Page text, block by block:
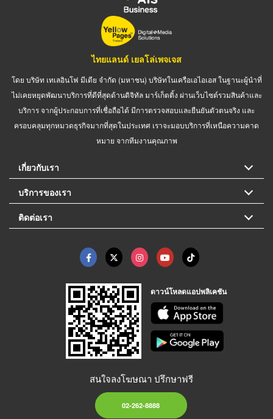
ไทยแลนด์ เยลโล่เพจเจส
โดย บริษัท เทเลอินโฟ มีเดีย จำกัด (มหาชน) บริษัทในเครือเอไอเอส ในฐานะผู้นำที่
ไม่เคยหยุดพัฒนาบริการที่ดีที่สุดด้านดิจิทัล มาร์เก็ตติ้ง ผ่านเว็บไซต์รวมสินค้าและ
บริการ จากผู้ประกอบการที่เชื่อถือได้ มีการตรวจสอบและยืนยันตัวตนจริง และ
ครอบคลุมทุกหมวดธุรกิจมากที่สุดในประเทศ เราจะมอบบริการที่เหนือความคาด
หมาย จากทีมงานคุณภาพ
เกี่ยวกับเรา
บริการของเรา
ติดต่อเรา
ดาวน์โหลดแอปพลิเคชัน
สนใจลงโฆษณา ปรึกษาฟรี
02-262-8888